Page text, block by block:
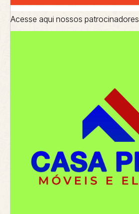
Acesse aqui nossos patrocinadores